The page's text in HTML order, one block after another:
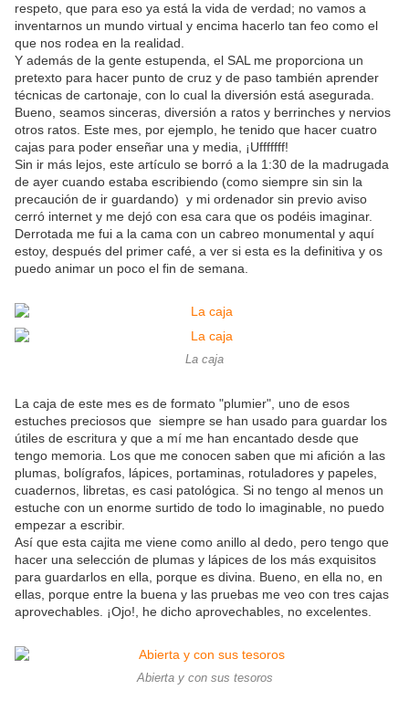
respeto, que para eso ya está la vida de verdad; no vamos a
inventarnos un mundo virtual y encima hacerlo tan feo como el
que nos rodea en la realidad.
Y además de la gente estupenda, el SAL me proporciona un
pretexto para hacer punto de cruz y de paso también aprender
técnicas de cartonaje, con lo cual la diversión está asegurada.
Bueno, seamos sinceras, diversión a ratos y berrinches y nervios
otros ratos. Este mes, por ejemplo, he tenido que hacer cuatro
cajas para poder enseñar una y media, ¡Ufffffff!
Sin ir más lejos, este artículo se borró a la 1:30 de la madrugada
de ayer cuando estaba escribiendo (como siempre sin sin la
precaución de ir guardando) y mi ordenador sin previo aviso
cerró internet y me dejó con esa cara que os podéis imaginar.
Derrotada me fui a la cama con un cabreo monumental y aquí
estoy, después del primer café, a ver si esta es la definitiva y os
puedo animar un poco el fin de semana.
La caja
La caja de este mes es de formato "plumier", uno de esos
estuches preciosos que siempre se han usado para guardar los
útiles de escritura y que a mí me han encantado desde que
tengo memoria. Los que me conocen saben que mi afición a las
plumas, bolígrafos, lápices, portaminas, rotuladores y papeles,
cuadernos, libretas, es casi patológica. Si no tengo al menos un
estuche con un enorme surtido de todo lo imaginable, no puedo
empezar a escribir.
Así que esta cajita me viene como anillo al dedo, pero tengo que
hacer una selección de plumas y lápices de los más exquisitos
para guardarlos en ella, porque es divina. Bueno, en ella no, en
ellas, porque entre la buena y las pruebas me veo con tres cajas
aprovechables. ¡Ojo!, he dicho aprovechables, no excelentes.
Abierta y con sus tesoros